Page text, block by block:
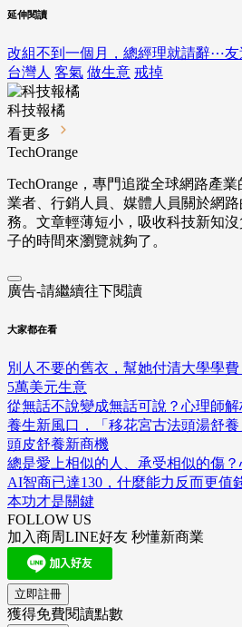
延伸閱讀
改組不到一個月，總經理就請辭⋯
台灣人 客氣 做生意 戒掉
科技報橘
看更多
TechOrange
TechOrange，專門追蹤全球網路產
業者、行銷人員、媒體人員關於網
務。文章輕薄短小，吸收科技新知
子的時間來瀏覽就夠了。
廣告-請繼續往下閱讀
大家都在看
別人不要的舊衣，幫她付清大學學
5萬美元生意
從無話不說變成無話可說？心理師
養生新風口，「移花宮古法頭湯舒
頭皮舒養新商機
總是愛上相似的人、承受相似的傷
AI智商已達130，什麼能力反而更值
本功才是關鍵
FOLLOW US
加入商周LINE好友 秒懂新商業
立即註冊
獲得免費閱讀點數